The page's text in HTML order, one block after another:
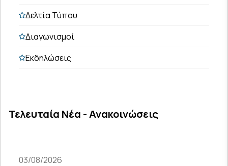
Δελτία Τύπου
Διαγωνισμοί
Εκδηλώσεις
Τελευταία Νέα - Ανακοινώσεις
03/08/2026